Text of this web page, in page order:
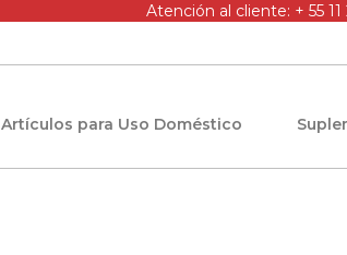
Atención al cliente: + 55
Artículos para Uso Doméstico